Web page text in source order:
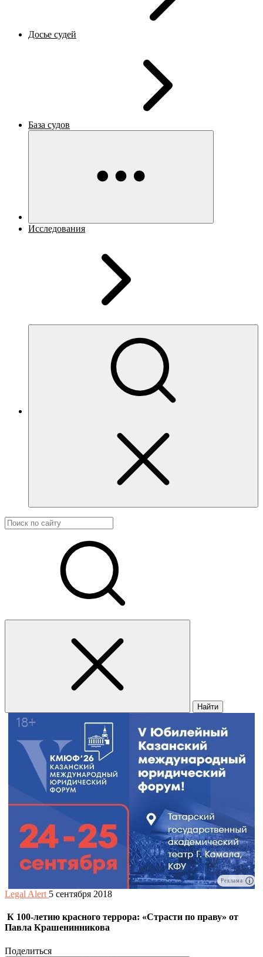
Досье судей
База судов
Исследования
Найти
Реклама
Legal Alert 5 сентября 2018
К 100-летию красного террора: «Страсти по праву» от
Павла Крашенинникова
Поделиться